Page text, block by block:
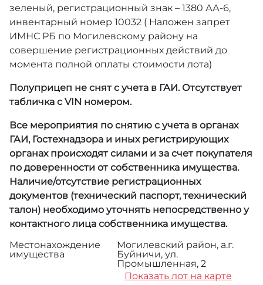
зеленый, регистрационный знак – 1380 АА-6,
инвентарный номер 10032 ( Наложен запрет
ИМНС РБ по Могилевскому району на
совершение регистрационных действий до
момента полной оплаты стоимости лота)
Полуприцеп не снят с учета в ГАИ. Отсутствует
табличка с VIN номером.
Все мероприятия по снятию с учета в органах
ГАИ, Гостехнадзора и иных регистрирующих
органах происходят силами и за счет покупателя
по доверенности от собственника имущества.
Наличие/отсутствие регистрационных
документов (технический паспорт, технический
талон) необходимо уточнять непосредственно у
контактного лица собственника имущества.
Местонахождение
имущества
Могилевский район, а.г.
Буйничи, ул.
Промышленная, 2
Показать лот на карте